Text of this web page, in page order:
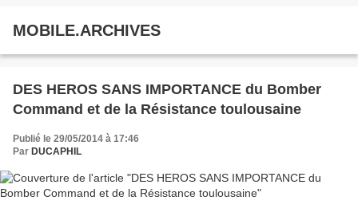
MOBILE.ARCHIVES
DES HEROS SANS IMPORTANCE du Bomber
Command et de la Résistance toulousaine
Publié le 29/05/2014 à 17:46
Par DUCAPHIL